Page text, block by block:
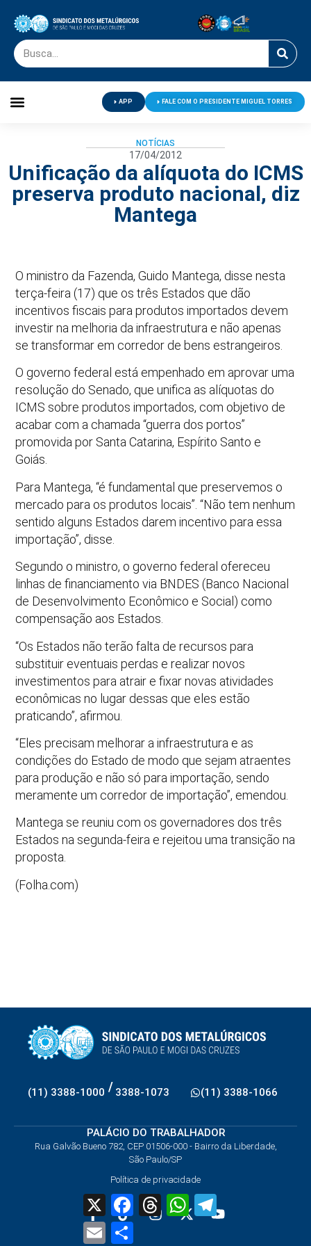
APP FALE COM O PRESIDENTE MIGUEL TORRES
NOTÍCIAS
17/04/2012
Unificação da alíquota do ICMS
preserva produto nacional, diz
Mantega
O ministro da Fazenda, Guido Mantega, disse nesta
terça-feira (17) que os três Estados que dão
incentivos fiscais para produtos importados devem
investir na melhoria da infraestrutura e não apenas
se transformar em corredor de bens estrangeiros.
O governo federal está empenhado em aprovar uma
resolução do Senado, que unifica as alíquotas do
ICMS sobre produtos importados, com objetivo de
acabar com a chamada “guerra dos portos”
promovida por Santa Catarina, Espírito Santo e
Goiás.
Para Mantega, “é fundamental que preservemos o
mercado para os produtos locais”. “Não tem nenhum
sentido alguns Estados darem incentivo para essa
importação”, disse.
Segundo o ministro, o governo federal ofereceu
linhas de financiamento via BNDES (Banco Nacional
de Desenvolvimento Econômico e Social) como
compensação aos Estados.
“Os Estados não terão falta de recursos para
substituir eventuais perdas e realizar novos
investimentos para atrair e fixar novas atividades
econômicas no lugar dessas que eles estão
praticando”, afirmou.
“Eles precisam melhorar a infraestrutura e as
condições do Estado de modo que sejam atraentes
para produção e não só para importação, sendo
meramente um corredor de importação”, emendou.
Mantega se reuniu com os governadores dos três
Estados na segunda-feira e rejeitou uma transição na
proposta.
(Folha.com)
(11) 3388-1000 / 3388-1073 (11) 3388-1066
PALÁCIO DO TRABALHADOR
Rua Galvão Bueno 782, CEP 01506-000 - Bairro da Liberdade,
São Paulo/SP
Política de privacidade
X FacebookThreadsWhatsApp
Email